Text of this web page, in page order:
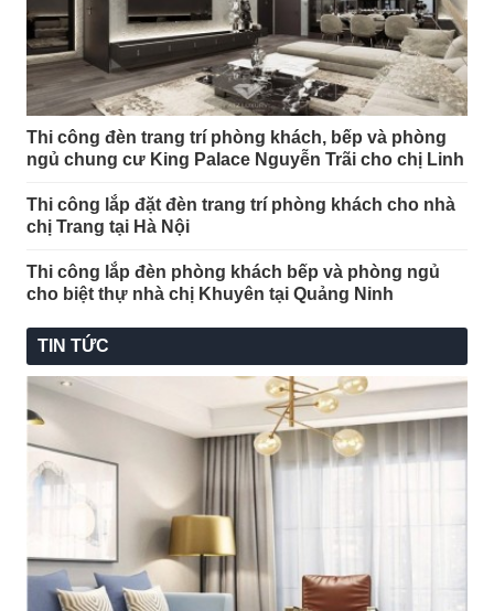
Thi công đèn trang trí phòng khách, bếp và phòng
ngủ chung cư King Palace Nguyễn Trãi cho chị Linh
Thi công lắp đặt đèn trang trí phòng khách cho nhà
chị Trang tại Hà Nội
Thi công lắp đèn phòng khách bếp và phòng ngủ
cho biệt thự nhà chị Khuyên tại Quảng Ninh
TIN TỨC